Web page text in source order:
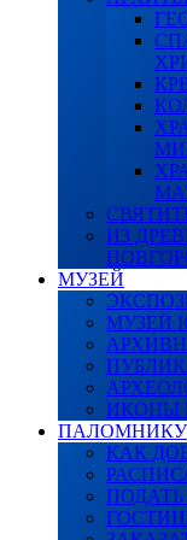
ИЗ
МУЗЕЙ
МУЗЕЙ
ИКОНЫ
ПАЛОМНИКУ
КАК